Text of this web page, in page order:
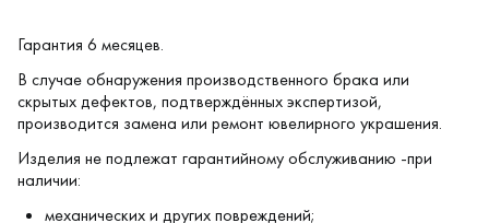
Гарантия 6 месяцев.
В случае обнаружения производственного брака или
скрытых дефектов, подтверждённых экспертизой,
производится замена или ремонт ювелирного украшения.
Изделия не подлежат гарантийному обслуживанию -при
наличии:
механических и других повреждений;